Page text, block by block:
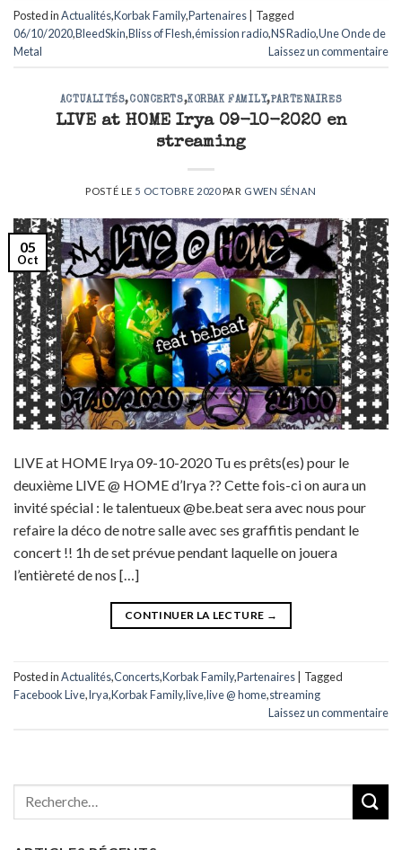
Posted inActualités,Korbak Family,Partenaires| Tagged
06/10/2020,BleedSkin,Bliss of Flesh,émission radio,NS Radio,Une Onde de
Metal
Laissez un commentaire
ACTUALITÉS,CONCERTS,KORBAK FAMILY,PARTENAIRES
LIVE at HOME Irya 09-10-2020 en
streaming
POSTÉ LE 5 OCTOBRE 2020PAR GWEN SÉNAN
05
Oct
LIVE at HOME Irya 09-10-2020 Tu es prêts(es) pour le
deuxième LIVE @ HOME d’Irya ?? Cette fois-ci on aura un
invité spécial : le talentueux @be.beat sera avec nous pour
refaire la déco de notre salle avec ses graffitis pendant le
concert !! 1h de set prévue pendant laquelle on jouera
l’entièreté de nos […]
CONTINUER LA LECTURE →
Posted inActualités,Concerts,Korbak Family,Partenaires
Tagged
Facebook Live,Irya,Korbak Family,live,live @ home,streaming
Laissez un commentaire